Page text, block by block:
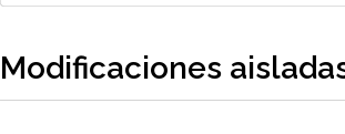
Modificaciones